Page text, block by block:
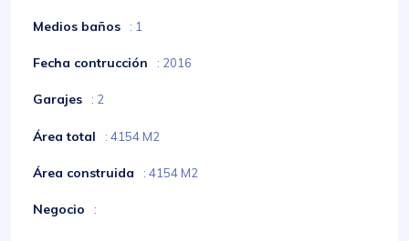
Medios baños : 1
Fecha contrucción : 2016
Garajes : 2
Área total : 4154 M2
Área construida : 4154 M2
Negocio :